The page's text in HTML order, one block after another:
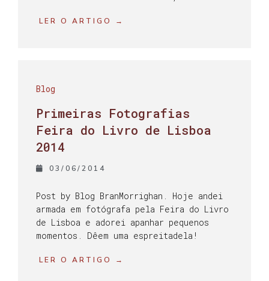
LER O ARTIGO →
Blog
Primeiras Fotografias
Feira do Livro de Lisboa
2014
03/06/2014
Post by Blog BranMorrighan. Hoje andei
armada em fotógrafa pela Feira do Livro
de Lisboa e adorei apanhar pequenos
momentos. Dêem uma espreitadela!
LER O ARTIGO →